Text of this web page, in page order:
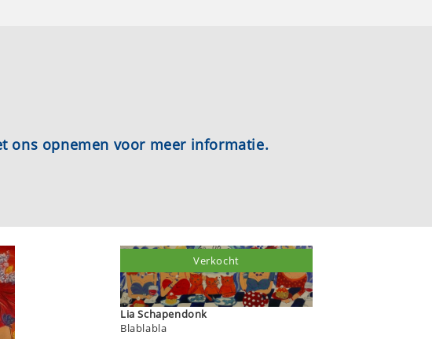
ons opnemen voor meer informatie.
Lia Schapendonk
Blablabla
Verkocht